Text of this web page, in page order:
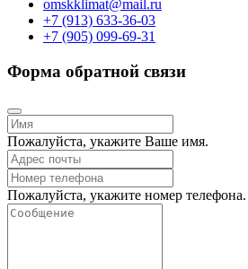
omskklimat@mail.ru
+7 (913) 633-36-03
+7 (905) 099-69-31
Форма обратной связи
Пожалуйста, укажите Ваше имя.
Пожалуйста, укажите номер телефона.